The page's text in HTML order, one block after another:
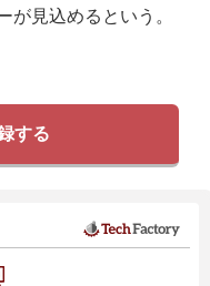
見込めるという。
する